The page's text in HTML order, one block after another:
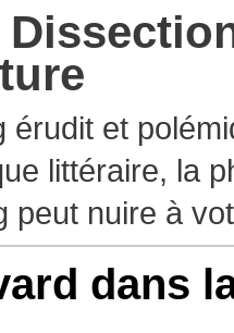
érudit et
littéraire, la
peut nuire à
dans